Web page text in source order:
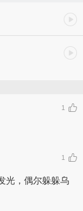
每个人都拥有刻骨
能让你即使孤身一
，都有令你坚强的
1
1
光，偶尔躲躲乌